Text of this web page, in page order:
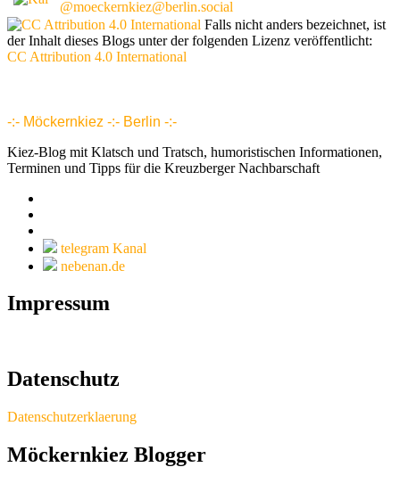
@moeckernkiez@berlin.social
Falls nicht anders bezeichnet, ist
der Inhalt dieses Blogs unter der folgenden Lizenz veröffentlicht:
CC Attribution 4.0 International
-:- Möckernkiez -:- Berlin -:-
Kiez-Blog mit Klatsch und Tratsch, humoristischen Informationen,
Terminen und Tipps für die Kreuzberger Nachbarschaft
telegram Kanal
nebenan.de
Impressum
Datenschutz
Datenschutzerklaerung
Möckernkiez Blogger